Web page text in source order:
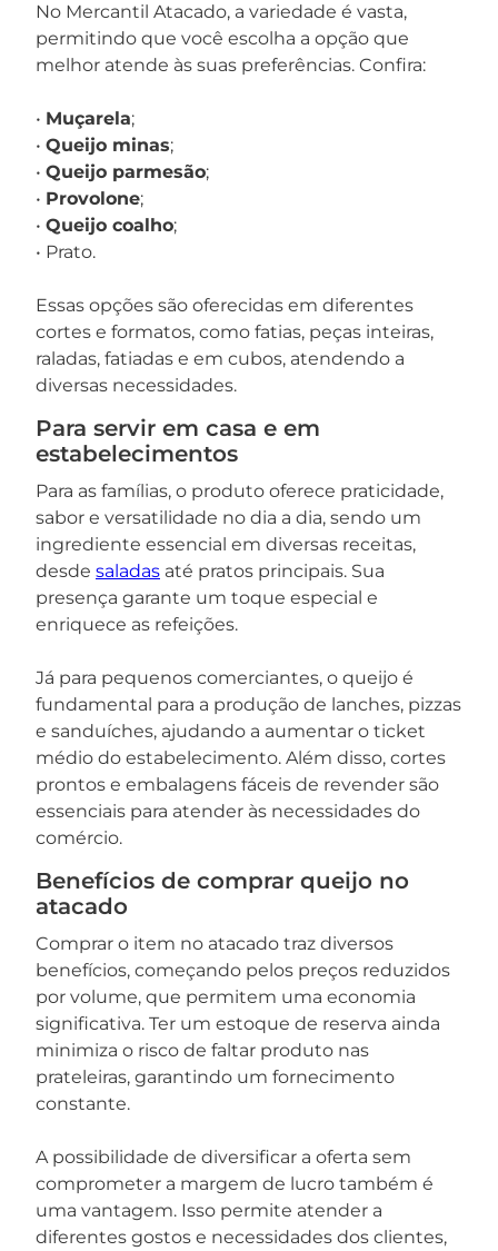
No Mercantil Atacado, a variedade é vasta,
permitindo que você escolha a opção que
melhor atende às suas preferências. Confira:
• Muçarela;
• Queijo minas;
• Queijo parmesão;
• Provolone;
• Queijo coalho;
• Prato.
Essas opções são oferecidas em diferentes
cortes e formatos, como fatias, peças inteiras,
raladas, fatiadas e em cubos, atendendo a
diversas necessidades.
Para servir em casa e em
estabelecimentos
Para as famílias, o produto oferece praticidade,
sabor e versatilidade no dia a dia, sendo um
ingrediente essencial em diversas receitas,
desde saladas até pratos principais. Sua
presença garante um toque especial e
enriquece as refeições.
Já para pequenos comerciantes, o queijo é
fundamental para a produção de lanches, pizzas
e sanduíches, ajudando a aumentar o ticket
médio do estabelecimento. Além disso, cortes
prontos e embalagens fáceis de revender são
essenciais para atender às necessidades do
comércio.
Benefícios de comprar queijo no
atacado
Comprar o item no atacado traz diversos
benefícios, começando pelos preços reduzidos
por volume, que permitem uma economia
significativa. Ter um estoque de reserva ainda
minimiza o risco de faltar produto nas
prateleiras, garantindo um fornecimento
constante.
A possibilidade de diversificar a oferta sem
comprometer a margem de lucro também é
uma vantagem. Isso permite atender a
diferentes gostos e necessidades dos clientes,